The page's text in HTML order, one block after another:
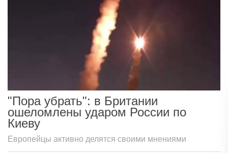
"Пора убрать": в Британии
ошеломлены ударом России по
Киеву
Европейцы активно делятся своими мнениями